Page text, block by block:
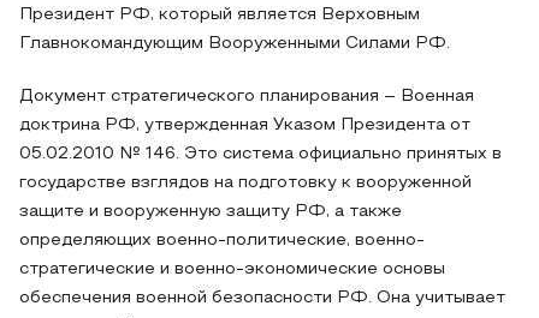
Президент РФ, который является Верховным
Главнокомандующим Вооруженными Силами РФ.
Документ стратегического планирования – Военная
доктрина РФ, утвержденная Указом Президента от
05.02.2010 № 146. Это система официально принятых в
государстве взглядов на подготовку к вооруженной
защите и вооруженную защиту РФ, а также
определяющих военно-политические, военно-
стратегические и военно-экономические основы
обеспечения военной безопасности РФ. Она учитывает